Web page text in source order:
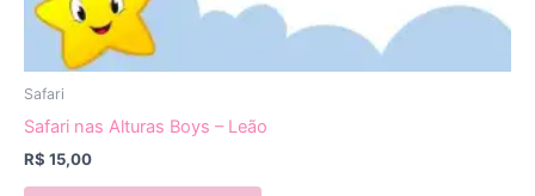
Safari
Safari nas Alturas Boys – Leão
R$ 15,00